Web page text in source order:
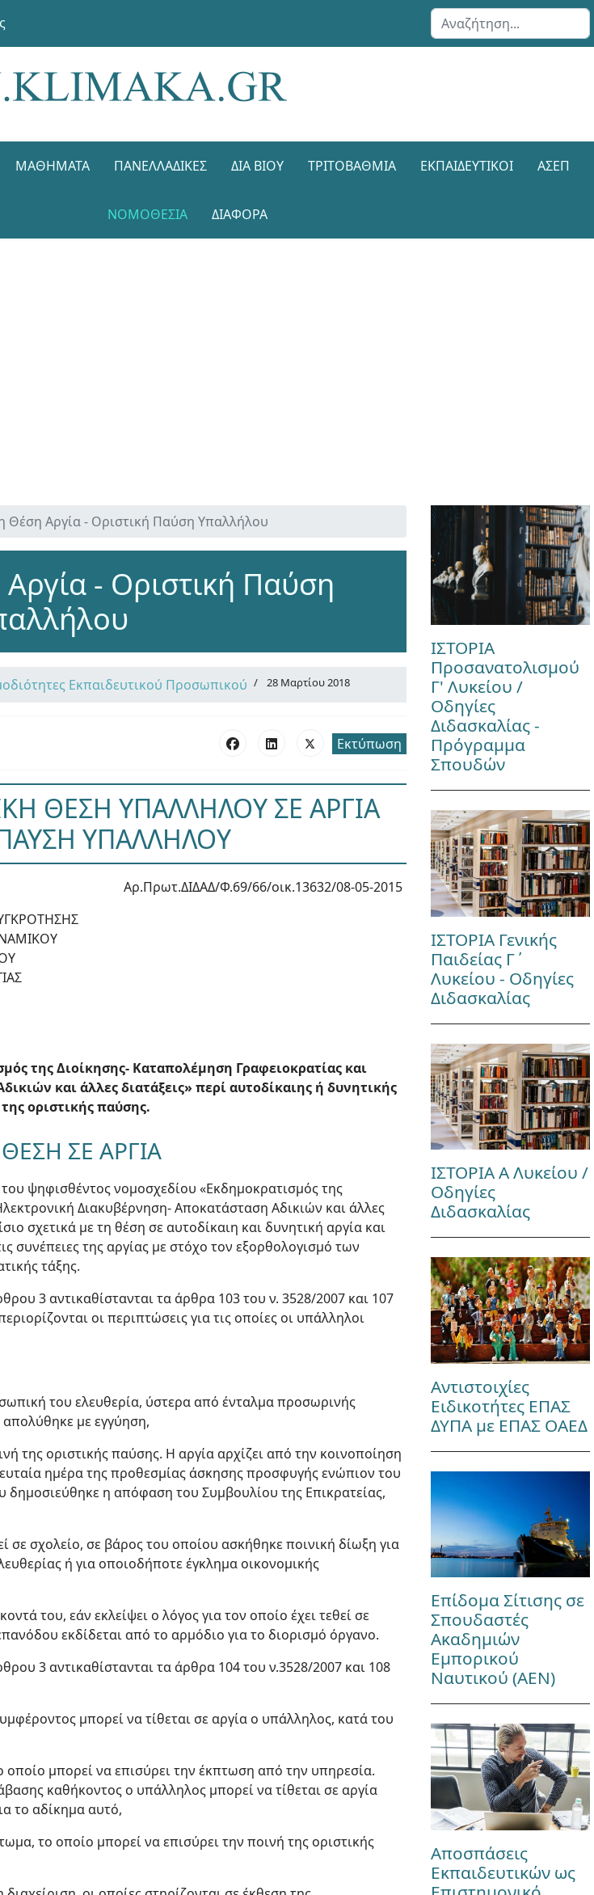
Αναζήτηση...
ΜΑΘΉΜΑΤΑ ΠΑΝΕΛΛΑΔΙΚΈΣ ΔΙΑ ΒΊΟΥ ΤΡΙΤΟΒΆΘΜΙΑ ΕΚΠΑΙΔΕΥΤΙΚΟΊ ΑΣΕΠ
ΝΟΜΟΘΕΣΊΑ ΔΙΑΦΟΡΑ
Θέση Αργία - Οριστική Παύση Υπαλλήλου
- Οριστική Παύση
Εκπαιδευτικού Προσωπικού 28 Μαρτίου 2018
Εκτύπωση
ΘΕΣΗ ΥΠΑΛΛΗΛΟΥ ΣΕ ΑΡΓΙΑ
ΥΠΑΛΛΗΛΟΥ
Αρ.Πρωτ.ΔΙΔΑΔ/Φ.69/66/οικ.13632/08-05-2015
της Διοίκησης- Καταπολέμηση Γραφειοκρατίας και
και άλλες διατάξεις» περί αυτοδίκαιης ή δυνητικής
οριστικής παύσης.
ΣΕ ΑΡΓΙΑ
ψηφισθέντος νομοσχεδίου «Εκδημοκρατισμός της
Διακυβέρνηση- Αποκατάσταση Αδικιών και άλλες
σχετικά με τη θέση σε αυτοδίκαιη και δυνητική αργία και
συνέπειες της αργίας με στόχο τον εξορθολογισμό των
τάξης.
3 αντικαθίστανται τα άρθρα 103 του ν. 3528/2007 και 107
οι περιπτώσεις για τις οποίες οι υπάλληλοι
του ελευθερία, ύστερα από ένταλμα προσωρινής
με εγγύηση,
της οριστικής παύσης. Η αργία αρχίζει από την κοινοποίηση
ημέρα της προθεσμίας άσκησης προσφυγής ενώπιον του
δημοσιεύθηκε η απόφαση του Συμβουλίου της Επικρατείας,
σε σχολείο, σε βάρος του οποίου ασκήθηκε ποινική δίωξη για
ή για οποιοδήποτε έγκλημα οικονομικής
του, εάν εκλείψει ο λόγος για τον οποίο έχει τεθεί σε
εκδίδεται από το αρμόδιο για το διορισμό όργανο.
3 αντικαθίστανται τα άρθρα 104 του ν.3528/2007 και 108
μπορεί να τίθεται σε αργία ο υπάλληλος, κατά του
οποίο μπορεί να επισύρει την έκπτωση από την υπηρεσία.
καθήκοντος ο υπάλληλος μπορεί να τίθεται σε αργία
το αδίκημα αυτό,
το οποίο μπορεί να επισύρει την ποινή της οριστικής
ΙΣΤΟΡΙΑ
Προσανατολισμού
Γ' Λυκείου /
Οδηγίες
Διδασκαλίας -
Πρόγραμμα
Σπουδών
ΙΣΤΟΡΙΑ Γενικής
Παιδείας Γ΄
Λυκείου - Οδηγίες
Διδασκαλίας
ΙΣΤΟΡΙΑ Α Λυκείου /
Οδηγίες
Διδασκαλίας
Αντιστοιχίες
Ειδικοτήτες ΕΠΑΣ
ΔΥΠΑ με ΕΠΑΣ ΟΑΕΔ
Επίδομα Σίτισης σε
Σπουδαστές
Ακαδημιών
Εμπορικού
Ναυτικού (ΑΕΝ)
Αποσπάσεις
Εκπαιδευτικών ως